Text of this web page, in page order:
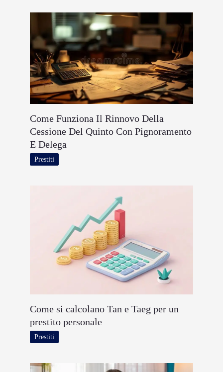
Come Funziona Il Rinnovo Della
Cessione Del Quinto Con Pignoramento
E Delega
Prestiti
Come si calcolano Tan e Taeg per un
prestito personale
Prestiti